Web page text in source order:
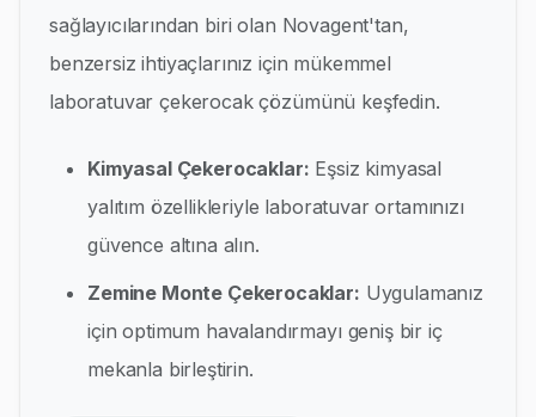
sağlayıcılarından biri olan Novagent'tan,
benzersiz ihtiyaçlarınız için mükemmel
laboratuvar çekerocak çözümünü keşfedin.
Kimyasal Çekerocaklar: Eşsiz kimyasal
yalıtım özellikleriyle laboratuvar ortamınızı
güvence altına alın.
Zemine Monte Çekerocaklar: Uygulamanız
için optimum havalandırmayı geniş bir iç
mekanla birleştirin.